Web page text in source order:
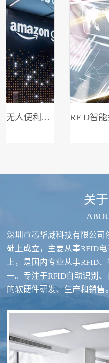
无人便利店系统
RFID酒类防伪系统方案
关于
深圳市芯华威科技有限公司
础上成立，主要从事RFID
上，是国内专业从事RFID
一。专注于RFID自动识别
的软硬件研发、生产和销售